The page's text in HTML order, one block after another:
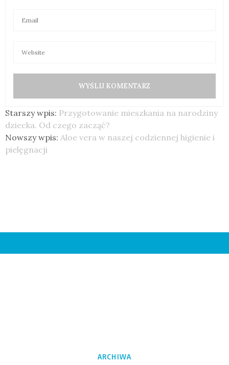
Starszy wpis: Przygotowanie mieszkania na narodziny
dziecka. Od czego zacząć?
Nowszy wpis: Aloe vera w naszej codziennej higienie i
pielęgnacji
ARCHIWA